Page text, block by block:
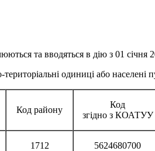
та вводяться в дію з 01 січня
територіальні одиниці або
Код району
Код
згідно з КОАТУУ
1712 5624680700